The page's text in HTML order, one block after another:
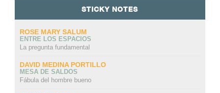
STICKY NOTES
ROSE MARY SALUM
ENTRE LOS ESPACIOS
La pregunta fundamental
DAVID MEDINA PORTILLO
MESA DE SALDOS
Fábula del hombre bueno